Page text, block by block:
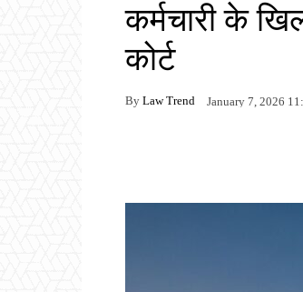
कर्मचारी के
कोर्ट
By Law Trend January 7, 2026